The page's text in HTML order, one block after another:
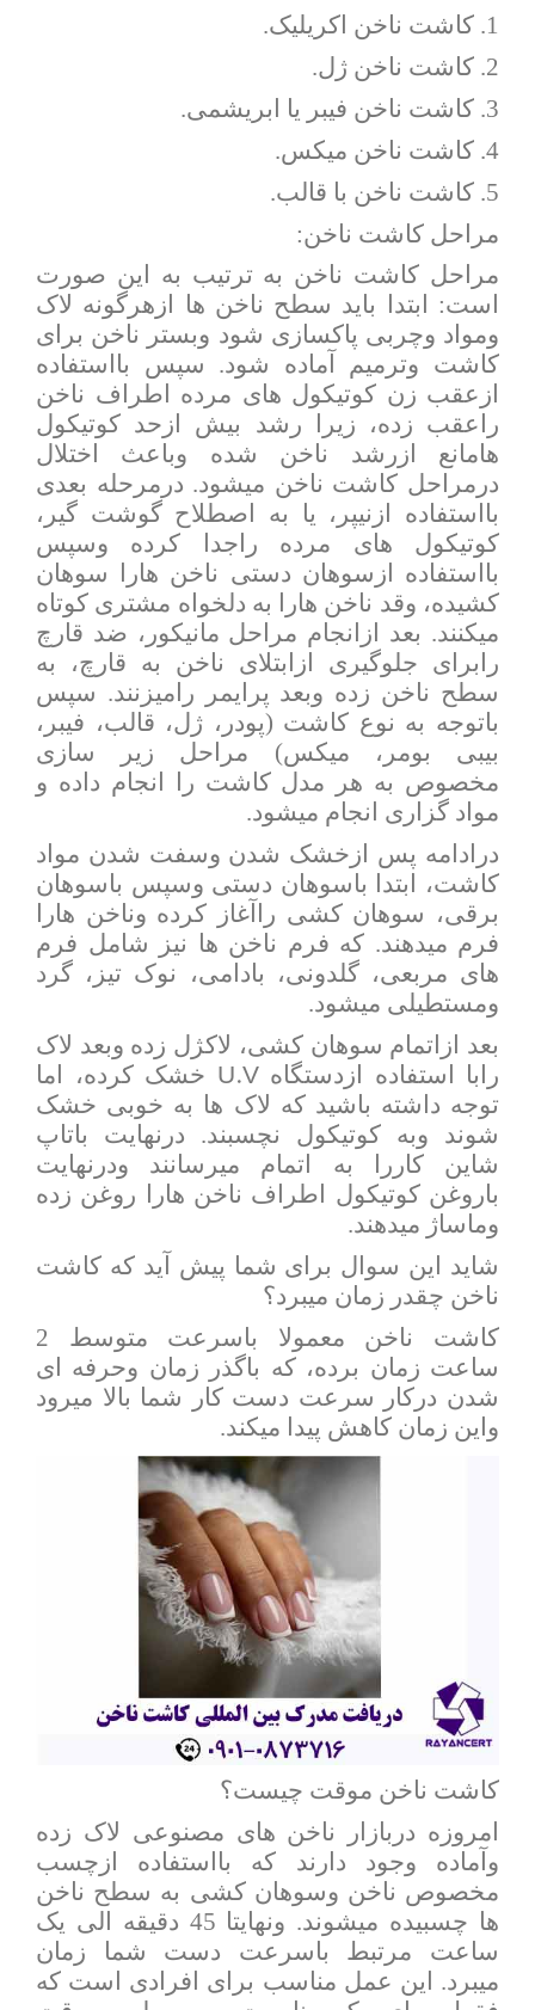
1. کاشت ناخن اکریلیک.
2. کاشت ناخن ژل.
3. کاشت ناخن فیبر یا ابریشمی.
4. کاشت ناخن میکس.
5. کاشت ناخن با قالب.
مراحل کاشت ناخن:
مراحل کاشت ناخن به ترتیب به این صورت
است: ابتدا باید سطح ناخن ها ازهرگونه لاک
ومواد وچربی پاکسازی شود وبستر ناخن برای
کاشت وترمیم آماده شود. سپس بااستفاده
ازعقب زن کوتیکول های مرده اطراف ناخن
راعقب زده، زیرا رشد بیش ازحد کوتیکول
هامانع ازرشد ناخن شده وباعث اختلال
درمراحل کاشت ناخن میشود. درمرحله بعدی
بااستفاده ازنیپر، یا به اصطلاح گوشت گیر،
کوتیکول های مرده راجدا کرده وسپس
بااستفاده ازسوهان دستی ناخن هارا سوهان
کشیده، وقد ناخن هارا به دلخواه مشتری کوتاه
میکنند. بعد ازانجام مراحل مانیکور، ضد قارچ
رابرای جلوگیری ازابتلای ناخن به قارچ، به
سطح ناخن زده وبعد پرایمر رامیزنند. سپس
باتوجه به نوع کاشت (پودر، ژل، قالب، فیبر،
بیبی بومر، میکس) مراحل زیر سازی
مخصوص به هر مدل کاشت را انجام داده و
مواد گزاری انجام میشود.
درادامه پس ازخشک شدن وسفت شدن مواد
کاشت، ابتدا باسوهان دستی وسپس باسوهان
برقی، سوهان کشی راآغاز کرده وناخن هارا
فرم میدهند. که فرم ناخن ها نیز شامل فرم
های مربعی، گلدونی، بادامی، نوک تیز، گرد
ومستطیلی میشود.
بعد ازاتمام سوهان کشی، لاکژل زده وبعد لاک
رابا استفاده ازدستگاهU.V خشک کرده، اما
توجه داشته باشید که لاک ها به خوبی خشک
شوند وبه کوتیکول نچسبند. درنهایت باتاپ
شاین کاررا به اتمام میرسانند ودرنهایت
باروغن کوتیکول اطراف ناخن هارا روغن زده
وماساژ میدهند.
شاید این سوال برای شما پیش آید که کاشت
ناخن چقدر زمان میبرد؟
کاشت ناخن معمولا باسرعت متوسط 2
ساعت زمان برده، که باگذر زمان وحرفه ای
شدن درکار سرعت دست کار شما بالا میرود
واین زمان کاهش پیدا میکند.
کاشت ناخن موقت چیست؟
امروزه دربازار ناخن های مصنوعی لاک زده
وآماده وجود دارند که بااستفاده ازچسب
مخصوص ناخن وسوهان کشی به سطح ناخن
ها چسبیده میشوند. ونهایتا 45 دقیقه الی یک
ساعت مرتبط باسرعت دست شما زمان
میبرد. این عمل مناسب برای افرادی است که